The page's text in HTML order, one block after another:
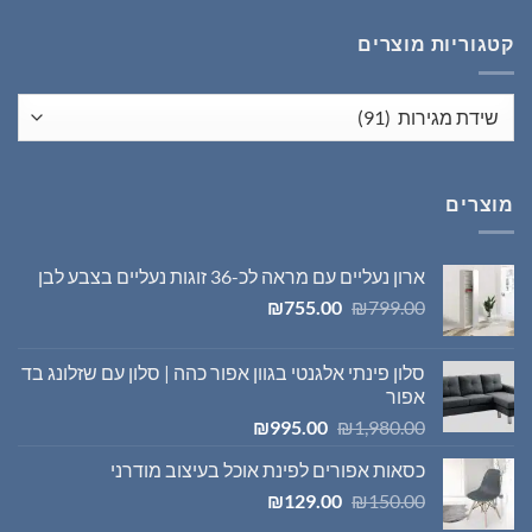
קטגוריות מוצרים
מוצרים
ארון נעליים עם מראה לכ-36 זוגות נעליים בצבע לבן
₪799.00
המחיר
₪799.00.
₪755.00
המחיר
₪755.00.
סלון פינתי אלגנטי בגוון אפור כהה | סלון עם שזלונג בד
אפור
₪1,980.00
המחיר
היה:
₪1,980.00.
₪995.00
המחיר
הוא:
כסאות אפורים לפינת אוכל בעיצוב מודרני
₪150.00
המחיר ₪129.00
המחיר